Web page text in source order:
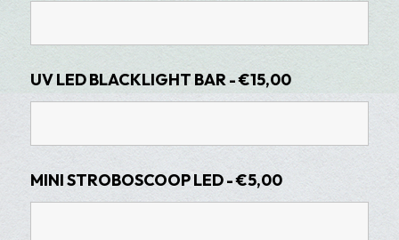
UV LED BLACKLIGHT BAR - €15,00
MINI STROBOSCOOP LED - €5,00